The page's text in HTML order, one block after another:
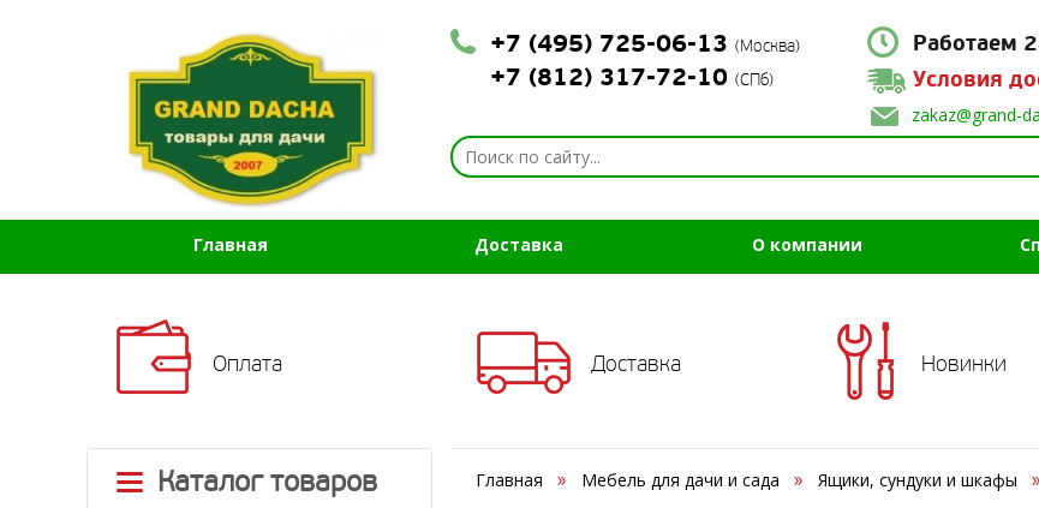
+7 (495) 725-06-13 (Москва)
+7 (812) 317-72-10 (СПб)
Работаем
Условия
zakaz@grand-
Главная Доставка О компании
Оплата Доставка Новинки
Каталог товаров Главная Мебель для дачи и сада Ящики, сундуки и шкафы